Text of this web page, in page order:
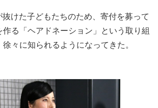
けた子どもたちのため、寄付を募って
る「ヘアドネーション」という取り組
々に知られるようになってきた。